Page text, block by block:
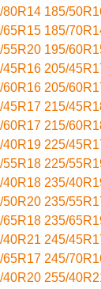
80R14 185/
65R15 185/
55R20 195/
45R16 205/
60R16 205/
45R17 215/
60R17 215/
40R19 225/
55R18 225/
40R18 235/
50R20 235/
65R18 235/
40R21 245/
65R17 245/
40R20 255/